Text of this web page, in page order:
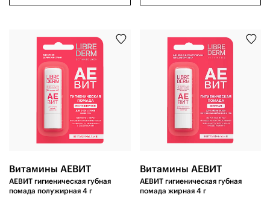
Витамины АЕВИТ
АЕВИТ гигиеническая губная
помада полужирная 4 г
Витамины АЕВИТ
АЕВИТ гигиеническая губная
помада жирная 4 г